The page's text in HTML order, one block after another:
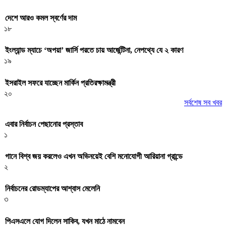
দেশে আরও কমল স্বর্ণের দাম
১৮
ইংল্যান্ড ম্যাচে ‘অপয়া’ জার্সি পরতে চায় আর্জেন্টিনা, নেপথ্যে যে ২ কারণ
১৯
ইসরাইল সফরে যাচ্ছেন মার্কিন প্রতিরক্ষামন্ত্রী
২০
সর্বশেষ সব খবর
এবার নির্বাচন পেছানোর প্রস্তাব
১
গানে বিশ্ব জয় করলেও এখন অভিনয়েই বেশি মনোযোগী আরিয়ানা গ্রান্ডে
২
নির্বাচনের রোডম্যাপের আশ্বাস মেলেনি
৩
পিএসএলে যোগ দিলেন সাকিব, যখন মাঠে নামবেন